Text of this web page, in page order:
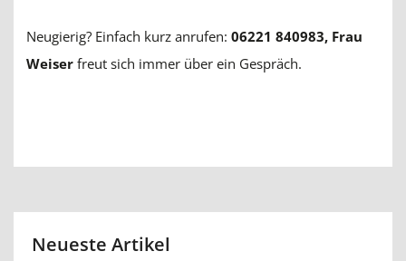
Neugierig? Einfach kurz anrufen: 06221 840983, Frau
Weiser freut sich immer über ein Gespräch.
Neueste Artikel